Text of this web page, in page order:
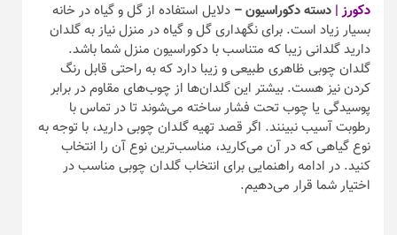
دکورز | دسته دکوراسیون – دلایل استفاده از گل و گیاه در خانه
بسیار زیاد است. برای نگهداری گل و گیاه در منزل نیاز به گلدان
دارید گلدانی زیبا که متناسب با دکوراسیون منزل شما باشد.
گلدان چوبی ظاهری طبیعی و زیبا دارد که به راحتی قابل رنگ
کردن نیز هست. بیشتر این گلدان‌ها از چوب‌های مقاوم در برابر
پوسیدگی یا چوب تحت فشار ساخته می‌شوند تا در تماس با
رطوبت آسیب نبینند. اگر قصد تهیه گلدان چوبی دارید، با توجه به
نوع گیاهی که در آن می‌کارید، مناسب‌ترین نوع آن را انتخاب
کنید. در ادامه راهنمایی برای انتخاب گلدان چوبی مناسب در
اختیار شما قرار می‌دهیم.